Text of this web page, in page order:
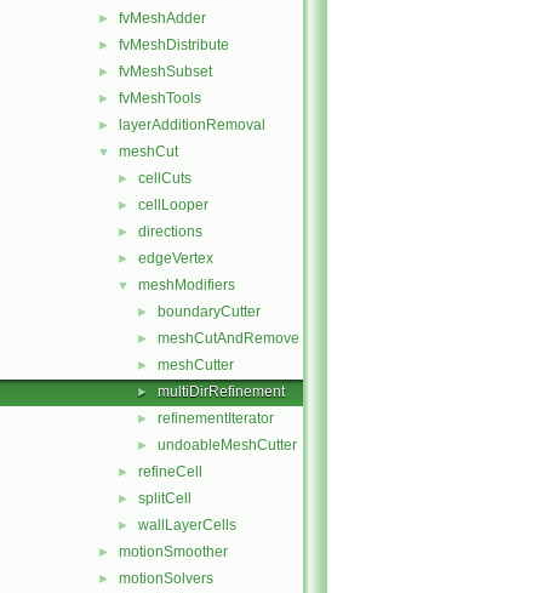
► fvMeshAdder
► fvMeshDistribute
► fvMeshSubset
► fvMeshTools
► layerAdditionRemoval
▼ meshCut
► cellCuts
► cellLooper
► directions
► edgeVertex
▼ meshModifiers
► boundaryCutter
► meshCutAndRemove
► meshCutter
► multiDirRefinement
► refinementIterator
► undoableMeshCutter
► refineCell
► splitCell
► wallLayerCells
► motionSmoother
► motionSolvers